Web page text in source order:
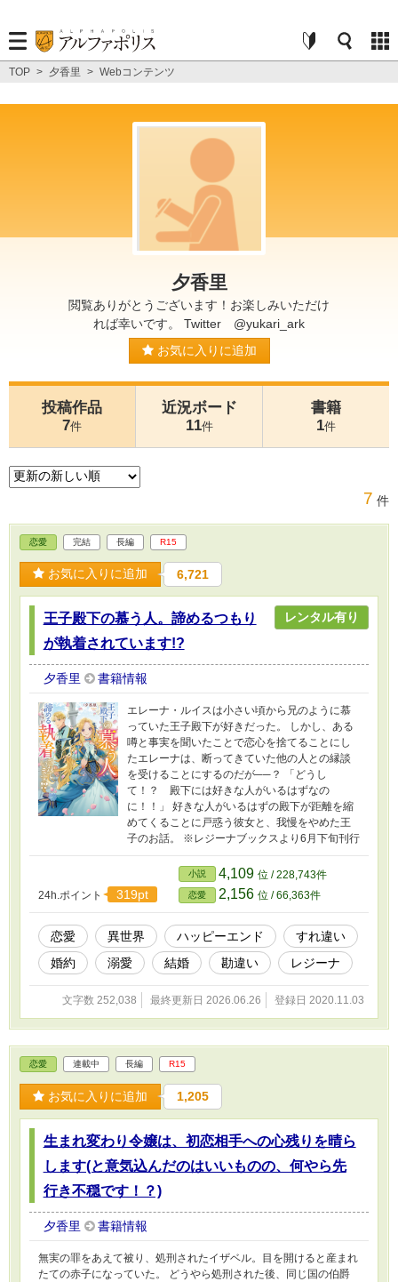
TOP > 夕香里 > Webコンテンツ
夕香里
閲覧ありがとうございます！お楽しみいただけ
れば幸いです。 Twitter @yukari_ark
お気に入りに追加
投稿作品
7件
近況ボード
11件
書籍
1件
7 件
恋愛 完結 長編 R15
お気に入りに追加 6,721
王子殿下の慕う人。諦めるつもり
が執着されています!?
レンタル有り
夕香里 書籍情報
エレーナ・ルイスは小さい頃から兄のように慕
っていた王子殿下が好きだった。 しかし、ある
噂と事実を聞いたことで恋心を捨てることにし
たエレーナは、断ってきていた他の人との縁談
を受けることにするのだが──？ 「どうし
て！？ 殿下には好きな人がいるはずなの
に！！」 好きな人がいるはずの殿下が距離を縮
めてくることに戸惑う彼女と、我慢をやめた王
子のお話。 ※レジーナブックスより6月下旬刊行
24h.ポイント 319pt
小説 4,109 位 / 228,743件
恋愛 2,156 位 / 66,363件
恋愛 異世界 ハッピーエンド
すれ違い
婚約
溺愛 結婚 勘違い レジーナ
文字数 252,038 最終更新日 2026.06.26 登録日 2020.11.03
恋愛 連載中 長編 R15
お気に入りに追加 1,205
生まれ変わり令嬢は、初恋相手への心残りを晴ら
します(と意気込んだのはいいものの、何やら先
行き不穏です！？)
夕香里 書籍情報
無実の罪をあえて被り、処刑されたイザベル。目を開けると産まれ
たての赤子になっていた。 どうやら処刑された後、同じ国の伯爵